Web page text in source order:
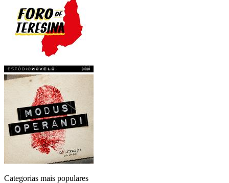
Categorias mais populares